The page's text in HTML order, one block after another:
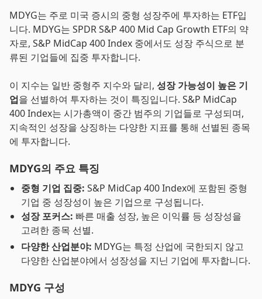
MDYG는 주로 미국 증시의 중형 성장주에 투자하는 ETF입
니다. MDYG는 SPDR S&P 400 Mid Cap Growth ETF의 약
자로, S&P MidCap 400 Index 중에서도 성장 주식으로 분
류된 기업들에 집중 투자합니다.
이 지수는 일반 중형주 지수와 달리, 성장 가능성이 높은 기
업을 선별하여 투자하는 것이 특징입니다. S&P MidCap
400 Index는 시가총액이 중간 범주의 기업들로 구성되며,
지속적인 성장을 상징하는 다양한 지표를 통해 선별된 종목
에 투자합니다.
MDYG의 주요 특징
중형 기업 집중: S&P MidCap 400 Index에 포함된 중형
기업 중 성장성이 높은 기업으로 구성됩니다.
성장 포커스: 빠른 매출 성장, 높은 이익률 등 성장성을
고려한 종목 선별.
다양한 산업분야: MDYG는 특정 산업에 국한되지 않고
다양한 산업분야에서 성장성을 지닌 기업에 투자합니다.
MDYG 구성